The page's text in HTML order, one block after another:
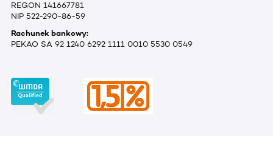
REGON 141667781
NIP 522-290-86-59
Rachunek bankowy:
PEKAO SA 92 1240 6292 1111 0010 5530 0549